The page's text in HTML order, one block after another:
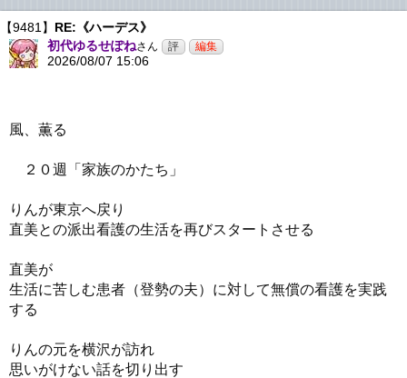
【9481】 RE:《ハーデス》
初代ゆるせぽねさん
2026/08/07 15:06
風、薫る
２０週「家族のかたち」
りんが東京へ戻り
直美との派出看護の生活を再びスタートさせる
直美が
生活に苦しむ患者（登勢の夫）に対して無償の看護を実践
する
りんの元を横沢が訪れ
思いがけない話を切り出す